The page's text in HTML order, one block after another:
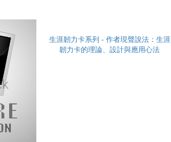
生涯韌力卡系列 - 作者現聲說法：生涯
韌力卡的理論、設計與應用心法